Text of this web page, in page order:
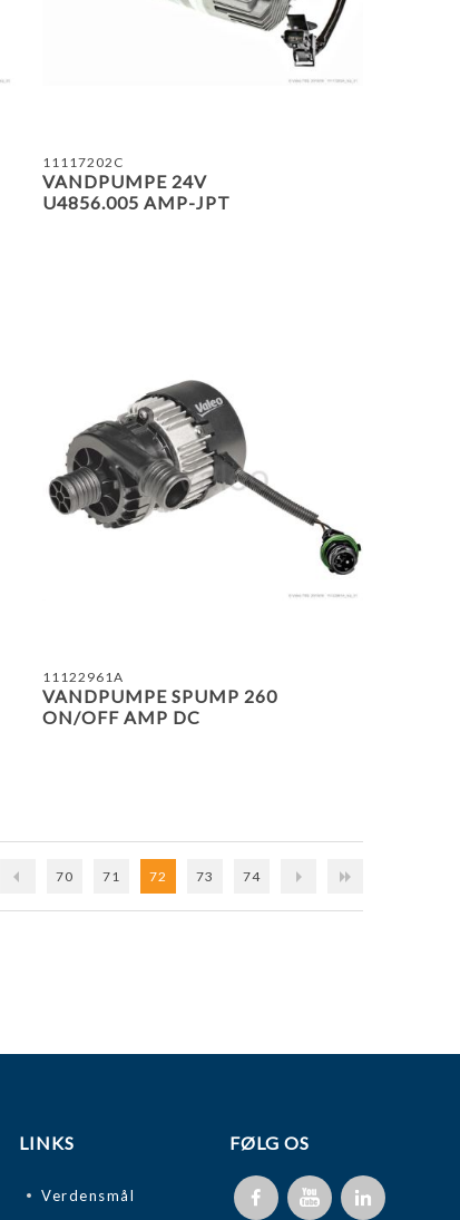
11117202C
VANDPUMPE 24V
U4856.005 AMP-JPT
TILFØJ TIL SAMMENLIGNING LISTE
11122961A
VANDPUMPE SPUMP 260
ON/OFF AMP DC
70 71 72 73 74
LINKS
Verdensmål
FØLG OS